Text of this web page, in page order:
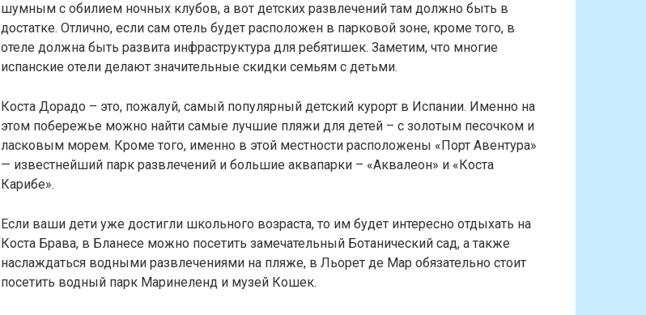
шумным с обилием ночных клубов, а вот детских развлечений там должно быть в
достатке. Отлично, если сам отель будет расположен в парковой зоне, кроме того, в
отеле должна быть развита инфраструктура для ребятишек. Заметим, что многие
испанские отели делают значительные скидки семьям с детьми.
Коста Дорадо – это, пожалуй, самый популярный детский курорт в Испании. Именно на
этом побережье можно найти самые лучшие пляжи для детей – с золотым песочком и
ласковым морем. Кроме того, именно в этой местности расположены «Порт Авентура»
— известнейший парк развлечений и большие аквапарки – «Аквалеон» и «Коста
Карибе».
Если ваши дети уже достигли школьного возраста, то им будет интересно отдыхать на
Коста Брава, в Бланесе можно посетить замечательный Ботанический сад, а также
наслаждаться водными развлечениями на пляже, в Льорет де Мар обязательно стоит
посетить водный парк Маринеленд и музей Кошек.